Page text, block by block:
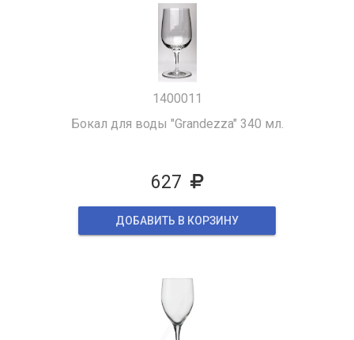
1400011
Бокал для воды "Grandezza" 340 мл.
627
ДОБАВИТЬ В КОРЗИНУ